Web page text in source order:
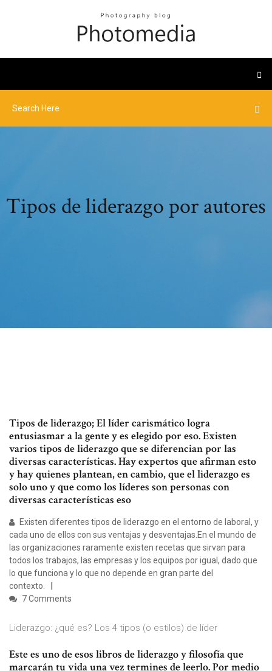
Tipos de liderazgo por autores
Tipos de liderazgo; El líder carismático logra
entusiasmar a la gente y es elegido por eso. Existen
varios tipos de liderazgo que se diferencian por las
diversas características. Hay expertos que afirman esto
y hay quienes plantean, en cambio, que el liderazgo es
solo uno y que como los líderes son personas con
diversas características eso
Existen diferentes tipos de liderazgo en el entorno de laboral, y
cada uno de ellos con sus ventajas y desventajas.En el mundo de
las organizaciones raramente existen recetas que sirvan para
todos los trabajos, las empresas y los equipos por igual, dado que
lo que funciona y lo que no depende en gran parte del
contexto.
7 Comments
Liderazgo: ¿qué es? Los 4 tipos (o estilos) de líder
Este es uno de esos libros de liderazgo y filosofía que
marcarán tu vida una vez termines de leerlo. Por medio